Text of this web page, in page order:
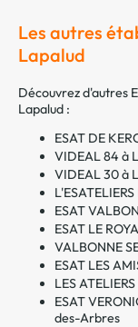
Les autres
Lapalud
Découvrez d'autres
Lapalud :
ESAT DE
VIDEAL 84 à
VIDEAL 30 à
ESAT
ESAT LE
VALBONNE
ESAT LES
LES
ESAT
des-Arbres